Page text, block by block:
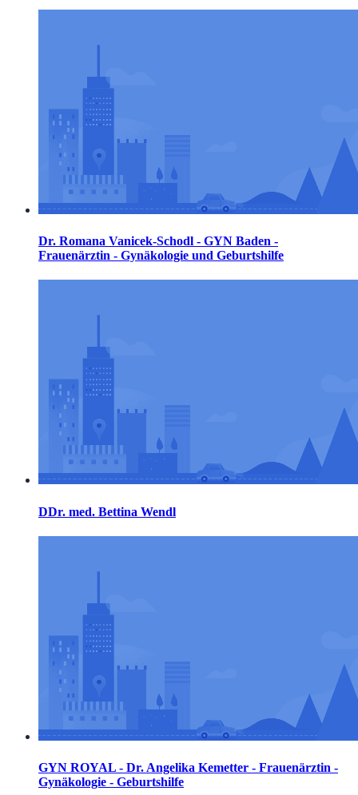
Dr. Romana Vanicek-Schodl - GYN Baden -
Frauenärztin - Gynäkologie und Geburtshilfe
DDr. med. Bettina Wendl
GYN ROYAL - Dr. Angelika Kemetter - Frauenärztin -
Gynäkologie - Geburtshilfe